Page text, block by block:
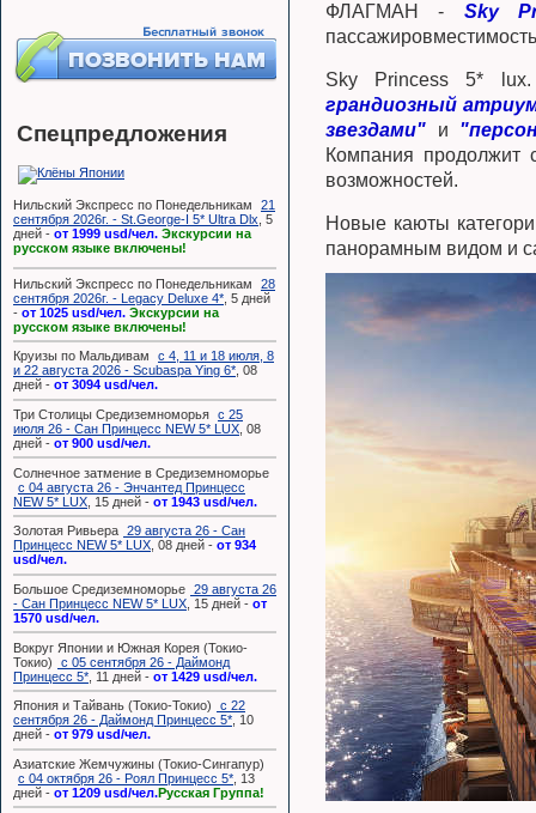
Спецпредложения
Нильский Экспресс по Понедельникам
21
сентября 2026г. - St.George-I 5* Ultra Dlx , 5
дней - от 1999 usd/чел. Экскурсии на
русском языке включены!
Нильский Экспресс по Понедельникам
28
сентября 2026г. - Legacy Deluxe 4* , 5 дней
- от 1025 usd/чел. Экскурсии на
русском языке включены!
Круизы по Мальдивам
с 4, 11 и 18 июля, 8
и 22 августа 2026 - Scubaspa Ying 6* , 08
дней - от 3094 usd/чел.
Три Столицы Средиземноморья с 25
июля 26 - Сан Принцесс NEW 5* LUX , 08
дней - от 900 usd/чел.
Солнечное затмение в Средиземноморье
с 04 августа 26 - Энчантед Принцесс
NEW 5* LUX , 15 дней - от 1943 usd/чел.
Золотая Ривьера 29 августа 26 - Сан
Принцесс NEW 5* LUX , 08 дней - от 934
usd/чел.
Большое Средиземноморье 29 августа 26
- Сан Принцесс NEW 5* LUX , 15 дней - от
1570 usd/чел.
Вокруг Японии и Южная Корея (Токио-
Токио)
с 05 сентября 26 - Даймонд
Принцесс 5* , 11 дней - от 1429 usd/чел.
Япония и Тайвань (Токио-Токио)
с 22
сентября 26 - Даймонд Принцесс 5* , 10
дней - от 979 usd/чел.
Азиатские Жемчужины (Токио-Сингапур)
с 04 октября 26 - Роял Принцесс 5* , 13
дней - от 1209 usd/чел.Русская Группа!
ФЛАГМАН - Sky
Sky Princess 5* lux.
грандиозный
звездами" и
Компания
возможностей.
Новые каюты
панорамным видом и